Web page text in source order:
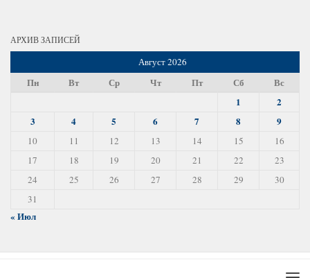
АРХИВ ЗАПИСЕЙ
Август 2026
Пн Вт Ср Чт Пт Сб
Вс
1
2
3
4 5 6 7 8 9
10 11 12 13 14 15
16
17
18 19 20 21 22
23
24
25 26 27 28 29
30
31
« Июл